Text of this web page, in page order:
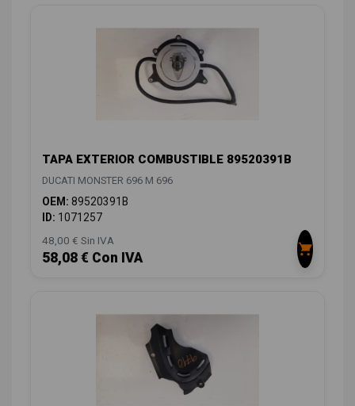
TAPA EXTERIOR COMBUSTIBLE 89520391B
DUCATI MONSTER 696 M 696
OEM: 89520391B
ID: 1071257
48,00 € Sin IVA
58,08 € Con IVA